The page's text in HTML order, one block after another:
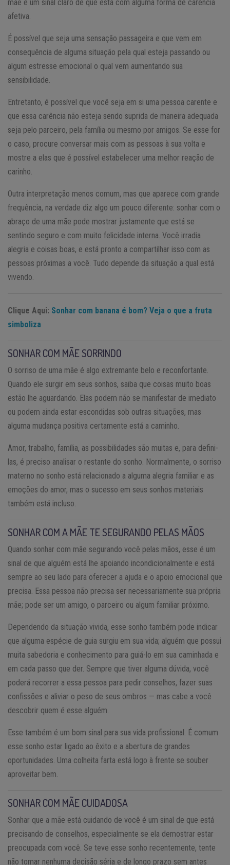
mãe é um sinal claro de que está com alguma forma de carência
afetiva.
É possível que seja uma sensação passageira e que vem em
consequência de alguma situação pela qual esteja passando ou
algum estresse emocional o qual vem aumentando sua
sensibilidade.
Entretanto, é possível que você seja em si uma pessoa carente e
que essa carência não esteja sendo suprida de maneira adequada
seja pelo parceiro, pela família ou mesmo por amigos. Se esse for
o caso, procure conversar mais com as pessoas à sua volta e
mostre a elas que é possível estabelecer uma melhor reação de
carinho.
Outra interpretação menos comum, mas que aparece com grande
frequência, na verdade diz algo um pouco diferente: sonhar com o
abraço de uma mãe pode mostrar justamente que está se
sentindo seguro e com muito felicidade interna. Você irradia
alegria e coisas boas, e está pronto a compartilhar isso com as
pessoas próximas a você. Tudo depende da situação a qual está
vivendo.
Clique Aqui: Sonhar com banana é bom? Veja o que a fruta
simboliza
SONHAR COM MÃE SORRINDO
O sorriso de uma mãe é algo extremante belo e reconfortante.
Quando ele surgir em seus sonhos, saiba que coisas muito boas
estão lhe aguardando. Elas podem não se manifestar de imediato
ou podem ainda estar escondidas sob outras situações, mas
alguma mudança positiva certamente está a caminho.
Amor, trabalho, família, as possibilidades são muitas e, para defini-
las, é preciso analisar o restante do sonho. Normalmente, o sorriso
materno no sonho está relacionado a alguma alegria familiar e as
emoções do amor, mas o sucesso em seus sonhos materiais
também está incluso.
SONHAR COM A MÃE TE SEGURANDO PELAS MÃOS
Quando sonhar com mãe segurando você pelas mãos, esse é um
sinal de que alguém está lhe apoiando incondicionalmente e está
sempre ao seu lado para oferecer a ajuda e o apoio emocional que
precisa. Essa pessoa não precisa ser necessariamente sua própria
mãe; pode ser um amigo, o parceiro ou algum familiar próximo.
Dependendo da situação vivida, esse sonho também pode indicar
que alguma espécie de guia surgiu em sua vida; alguém que possui
muita sabedoria e conhecimento para guiá-lo em sua caminhada e
em cada passo que der. Sempre que tiver alguma dúvida, você
poderá recorrer a essa pessoa para pedir conselhos, fazer suas
confissões e aliviar o peso de seus ombros — mas cabe a você
descobrir quem é esse alguém.
Esse também é um bom sinal para sua vida profissional. É comum
esse sonho estar ligado ao êxito e a abertura de grandes
oportunidades. Uma colheita farta está logo à frente se souber
aproveitar bem.
SONHAR COM MÃE CUIDADOSA
Sonhar que a mãe está cuidando de você é um sinal de que está
precisando de conselhos, especialmente se ela demostrar estar
preocupada com você. Se teve esse sonho recentemente, tente
não tomar nenhuma decisão séria e de longo prazo sem antes